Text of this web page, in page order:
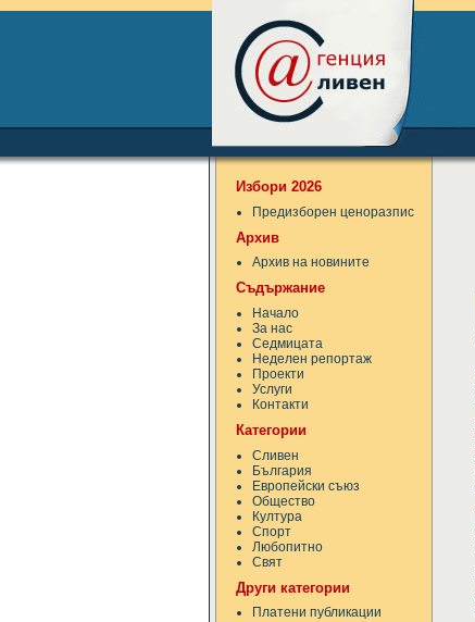
Избори 2026
Предизборен ценоразпис
Архив
Архив на новините
Съдържание
Начало
За нас
Седмицата
Неделен репортаж
Проекти
Услуги
Контакти
Категории
Сливен
България
Европейски съюз
Общество
Култура
Спорт
Любопитно
Свят
Други категории
Платени публикации